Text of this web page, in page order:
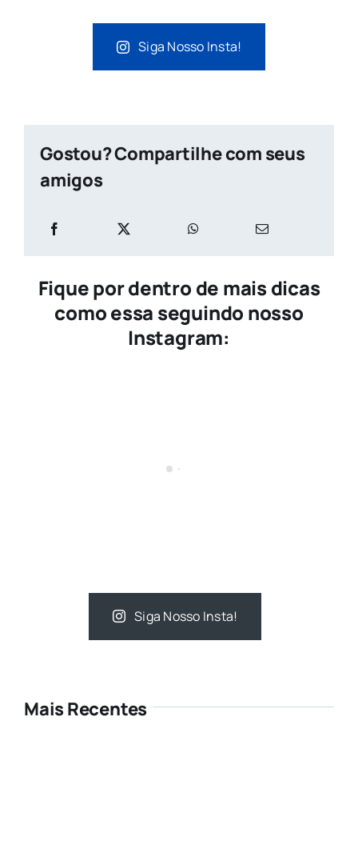
Siga Nosso Insta!
Gostou? Compartilhe com seus
amigos
Fique por dentro de mais dicas
como essa seguindo nosso
Instagram:
Siga Nosso Insta!
Mais Recentes